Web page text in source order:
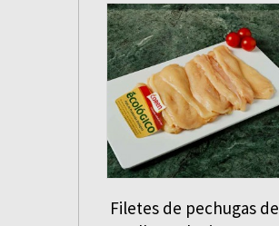
Filetes de pechugas de